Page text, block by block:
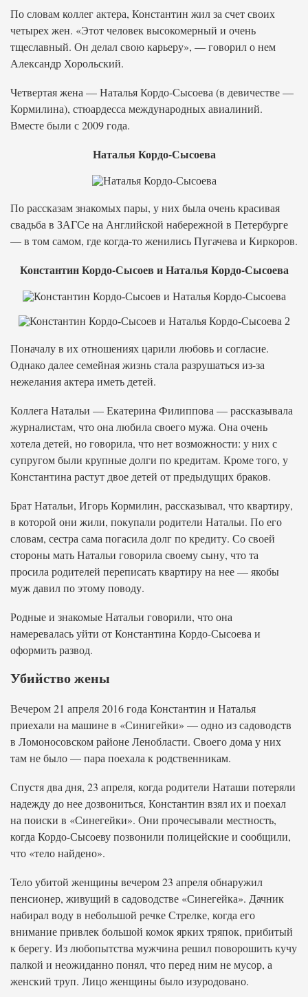
По словам коллег актера, Константин жил за счет своих
четырех жен. «Этот человек высокомерный и очень
тщеславный. Он делал свою карьеру», — говорил о нем
Александр Хорольский.
Четвертая жена — Наталья Кордо-Сысоева (в девичестве —
Кормилина), стюардесса международных авиалиний.
Вместе были с 2009 года.
Наталья Кордо-Сысоева
По рассказам знакомых пары, у них была очень красивая
свадьба в ЗАГСе на Английской набережной в Петербурге
— в том самом, где когда-то женились Пугачева и Киркоров.
Константин Кордо-Сысоев и Наталья Кордо-Сысоева
Поначалу в их отношениях царили любовь и согласие.
Однако далее семейная жизнь стала разрушаться из-за
нежелания актера иметь детей.
Коллега Натальи — Екатерина Филиппова — рассказывала
журналистам, что она любила своего мужа. Она очень
хотела детей, но говорила, что нет возможности: у них с
супругом были крупные долги по кредитам. Кроме того, у
Константина растут двое детей от предыдущих браков.
Брат Натальи, Игорь Кормилин, рассказывал, что квартиру,
в которой они жили, покупали родители Натальи. По его
словам, сестра сама погасила долг по кредиту. Со своей
стороны мать Натальи говорила своему сыну, что та
просила родителей переписать квартиру на нее — якобы
муж давил по этому поводу.
Родные и знакомые Натальи говорили, что она
намеревалась уйти от Константина Кордо-Сысоева и
оформить развод.
Убийство жены
Вечером 21 апреля 2016 года Константин и Наталья
приехали на машине в «Синигейки» — одно из садоводств
в Ломоносовском районе Ленобласти. Своего дома у них
там не было — пара поехала к родственникам.
Спустя два дня, 23 апреля, когда родители Наташи потеряли
надежду до нее дозвониться, Константин взял их и поехал
на поиски в «Синегейки». Они прочесывали местность,
когда Кордо-Сысоеву позвонили полицейские и сообщили,
что «тело найдено».
Тело убитой женщины вечером 23 апреля обнаружил
пенсионер, живущий в садоводстве «Синегейка». Дачник
набирал воду в небольшой речке Стрелке, когда его
внимание привлек большой комок ярких тряпок, прибитый
к берегу. Из любопытства мужчина решил поворошить кучу
палкой и неожиданно понял, что перед ним не мусор, а
женский труп. Лицо женщины было изуродовано.